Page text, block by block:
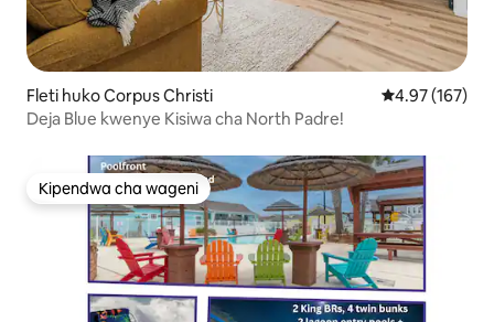
Fleti huko Corpus Christi Ukadiriaji wa
4.97 (167)
Deja Blue kwenye Kisiwa cha North Padre!
Kipendwa cha wageni
Kipendwa cha wageni